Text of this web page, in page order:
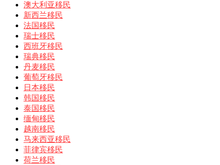
澳大利亚移民
新西兰移民
法国移民
瑞士移民
西班牙移民
瑞典移民
丹麦移民
葡萄牙移民
日本移民
韩国移民
泰国移民
缅甸移民
越南移民
马来西亚移民
菲律宾移民
荷兰移民